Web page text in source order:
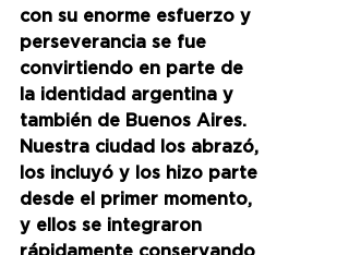
con su enorme esfuerzo y
perseverancia se fue
convirtiendo en parte de
la identidad argentina y
también de Buenos Aires.
Nuestra ciudad los abrazó,
los incluyó y los hizo parte
desde el primer momento,
y ellos se integraron